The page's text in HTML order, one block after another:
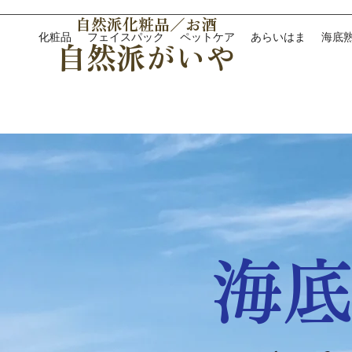
自然派化粧品／お酒
自然派がいや
化粧品 フェイスパック ペットケア あらいはま 海底
海